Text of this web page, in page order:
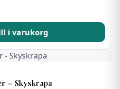
priset var: 159.00
priset är: 119.00 kr.
i varukorg
– Skyskrapa